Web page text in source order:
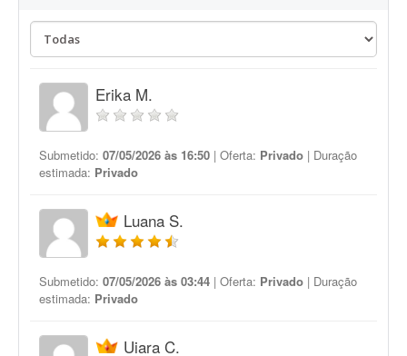
Erika M.
Submetido: 07/05/2026 às 16:50 | Oferta: Privado | Duração
estimada: Privado
Luana S.
Submetido: 07/05/2026 às 03:44 | Oferta: Privado | Duração
estimada: Privado
Uiara C.